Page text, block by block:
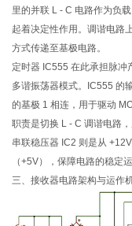
里的并联 L - C 电路作为负
起着决定性作用。调谐电路
方式传递至基极电路。
定时器 IC555 在此承担脉冲
多谐振荡器模式。IC555 的
的基极 1 相连，用于驱动
职责是切换 L - C 调谐电路
串联稳压器 IC2 则是从
（+5V），保障电路的稳定运
三、接收器电路架构与运作